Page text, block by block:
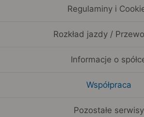
Regulaminy i
Rozkład jazdy /
Informacje o
Współpraca
Pozostałe serwisy